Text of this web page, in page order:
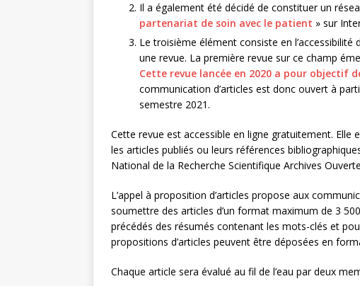
Il a également été décidé de constituer un
partenariat de soin avec le patient » sur
Le troisième élément consiste en
une revue. La première revue sur ce champ
Cette revue lancée en 2020 a pour objectif
communication d’articles est donc ouvert à
semestre 2021.
Cette revue est accessible en ligne gratuitement. Elle
les articles publiés ou leurs références
National de la Recherche Scientifique Archives
L’appel à proposition d’articles propose aux
soumettre des articles d’un format maximum de 3
précédés des résumés contenant les mots-clés et
propositions d’articles peuvent être déposées en
Chaque article sera évalué au fil de l’eau par deux